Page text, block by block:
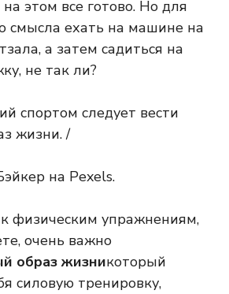
этом все готово. Но для
смысла ехать на машине на
а затем садиться на
не так ли?
спортом следует вести
жизни. /
на Pexels.
физическим упражнениям,
очень важно
образ жизникоторый
силовую тренировку,